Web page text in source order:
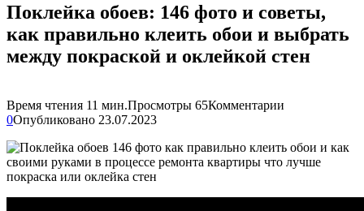
Поклейка обоев: 146 фото и советы,
как правильно клеить обои и выбрать
между покраской и оклейкой стен
Время чтения 11 мин.Просмотры 65Комментарии
0Опубликовано 23.07.2023